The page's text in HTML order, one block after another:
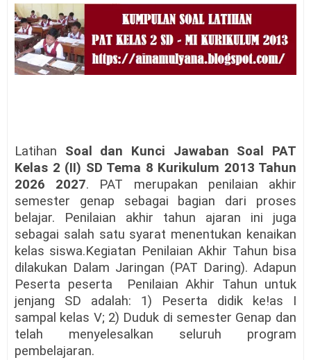
Latihan Soal dan Kunci Jawaban Soal PAT
Kelas 2 (II) SD Tema 8 Kurikulum 2013 Tahun
2026 2027. PAT merupakan penilaian akhir
semester genap sebagai bagian dari proses
belajar. Penilaian akhir tahun ajaran ini juga
sebagai salah satu syarat menentukan kenaikan
kelas siswa.Kegiatan Penilaian Akhir Tahun bisa
dilakukan Dalam Jaringan (PAT Daring). Adapun
Peserta peserta
Penilaian Akhir Tahun untuk
jenjang SD adalah: 1) Peserta didik ke!as I
sampal kelas V; 2) Duduk di semester Genap dan
telah menyelesalkan seluruh program
pembelajaran.